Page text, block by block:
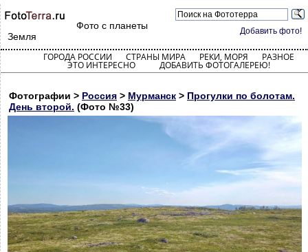
Добавить фото!
Фото с планеты
Земля
ГОРОДА РОССИИ СТРАНЫ МИРА РЕКИ, МОРЯ РАЗНОЕ
ЭТО ИНТЕРЕСНО ДОБАВИТЬ ФОТОГАЛЕРЕЮ!
Фотографии > Россия > Мурманск > Прогулки по болотам.
День второй. (Фото №33)